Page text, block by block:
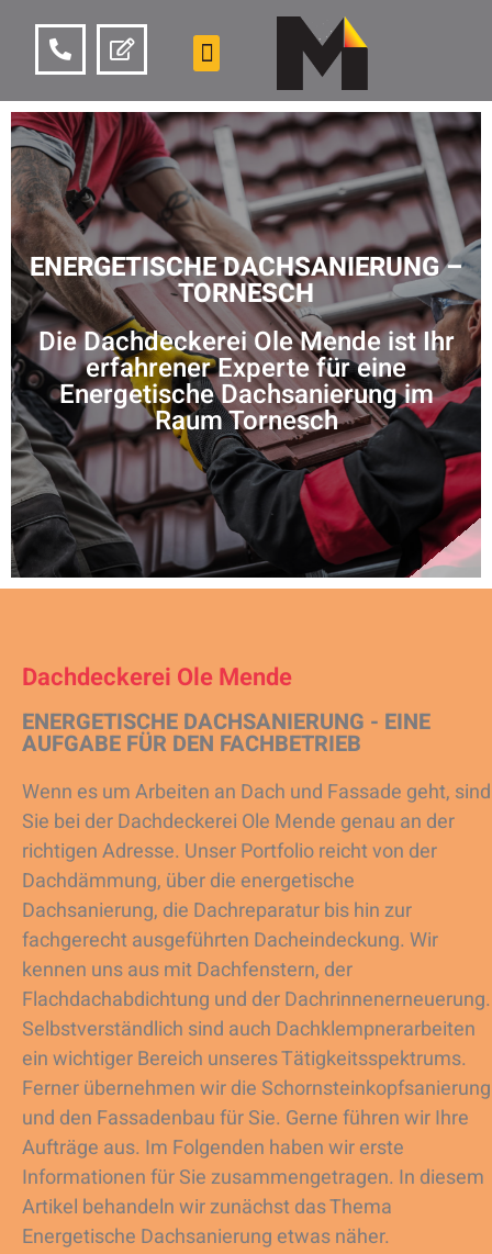
ENERGETISCHE DACHSANIERUNG –
TORNESCH
Die Dachdeckerei Ole Mende ist Ihr
erfahrener Experte für eine
Energetische Dachsanierung im
Raum Tornesch
Dachdeckerei Ole Mende
ENERGETISCHE DACHSANIERUNG - EINE
AUFGABE FÜR DEN FACHBETRIEB
Wenn es um Arbeiten an Dach und Fassade geht, sind
Sie bei der Dachdeckerei Ole Mende genau an der
richtigen Adresse. Unser Portfolio reicht von der
Dachdämmung, über die energetische
Dachsanierung, die Dachreparatur bis hin zur
fachgerecht ausgeführten Dacheindeckung. Wir
kennen uns aus mit Dachfenstern, der
Flachdachabdichtung und der Dachrinnenerneuerung.
Selbstverständlich sind auch Dachklempnerarbeiten
ein wichtiger Bereich unseres Tätigkeitsspektrums.
Ferner übernehmen wir die Schornsteinkopfsanierung
und den Fassadenbau für Sie. Gerne führen wir Ihre
Aufträge aus. Im Folgenden haben wir erste
Informationen für Sie zusammengetragen. In diesem
Artikel behandeln wir zunächst das Thema
Energetische Dachsanierung etwas näher.